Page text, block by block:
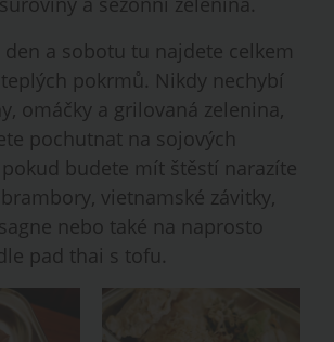
den a sobotu tu najdete celkem
pokrmů. Nikdy nechybí
omáčky a grilovaná zelenina,
pochutnat na sojových
budete mít štěstí narazíte
vietnamské závitky,
nebo také na naprosto
pad thai s tofu.